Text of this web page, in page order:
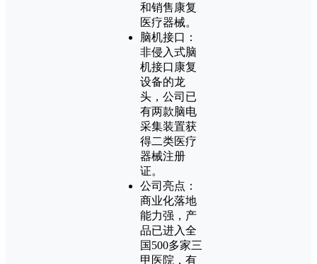
和销售康复
医疗器械。
脑机接口：
非侵入式脑
机接口康复
设备的龙
头，公司已
有两款脑电
采集装置获
得二类医疗
器械注册
证。
公司亮点：
商业化落地
能力强，产
品已进入全
国500多家三
甲医院，有